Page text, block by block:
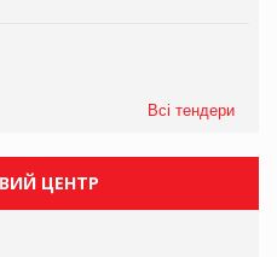
Всі тендери
ЦЕНТР